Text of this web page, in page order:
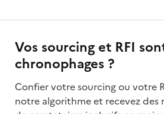
Vos sourcing et RFI
chronophages ?
Confier votre sourcing ou votre
notre algorithme et recevez des